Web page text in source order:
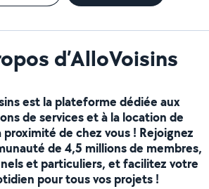
d’AlloVoisins
est la plateforme dédiée aux
de services et à la location de
de chez vous ! Rejoignez
de 4,5 millions de membres,
et particuliers, et facilitez votre
pour tous vos projets !